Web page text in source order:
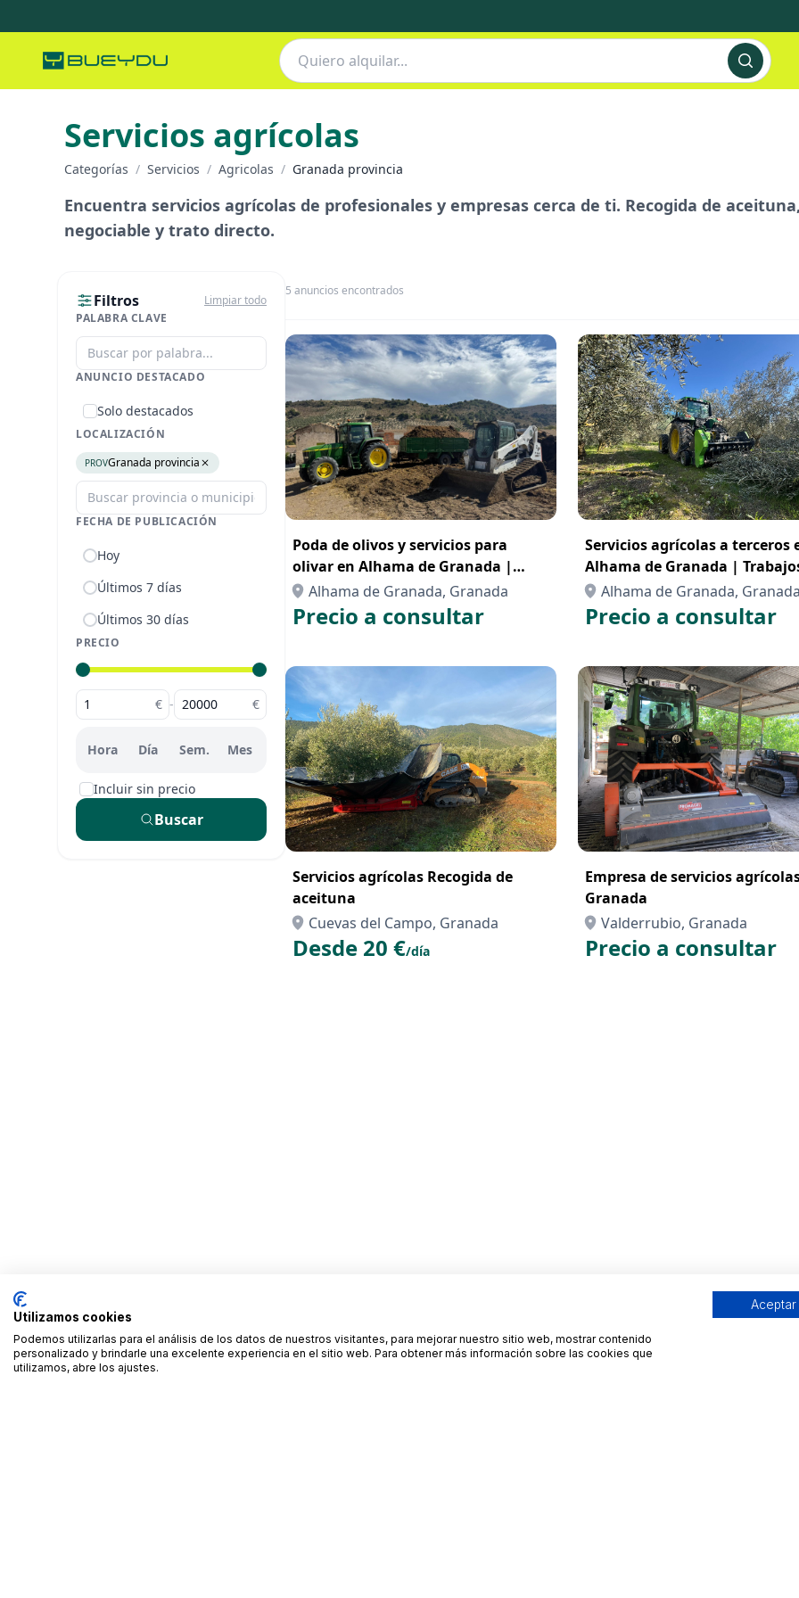
Servicios agrícolas
Categorías / Servicios / Agricolas / Granada provincia
Encuentra servicios agrícolas de profesionales y empresas cerca de ti. Recogida de
negociable y trato directo.
Filtros
Limpiar todo
PALABRA CLAVE
ANUNCIO DESTACADO
Solo destacados
LOCALIZACIÓN
PROVGranada provincia
FECHA DE PUBLICACIÓN
Hoy
Últimos 7 días
Últimos 30 días
PRECIO
€ - €
Hora Día Sem. Mes
Incluir sin precio
Buscar
5 anuncios encontrados
Poda de olivos y servicios para
olivar en Alhama de Granada |
Trabajos agrícolas en Granada
Alhama de Granada, Granada
Precio a consultar
Servicios agrícolas a terceros
Alhama de Granada |
agrícolas profesionales en
Alhama de Granada,
Precio a consultar
Servicios agrícolas Recogida de
aceituna
Cuevas del Campo, Granada
Desde 20 €/día
Empresa de servicios
Granada
Valderrubio, Granada
Precio a consultar
Utilizamos cookies
Podemos utilizarlas para el análisis de los datos de nuestros visitantes, para mejorar nuestro sitio web, mostrar contenido
personalizado y brindarle una excelente experiencia en el sitio web. Para obtener más información sobre las cookies que
utilizamos, abre los ajustes.